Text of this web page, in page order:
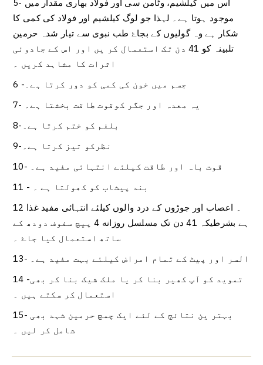
5- اس میں کیلشیم، وٹامن سی اور فولاد بھاری مقدار میں
موجود ہوتا ہے۔ لہذا جو لوگ کیلشیم اور فولاد کی کمی کا
شکار ہے وہ گولیوں کے بجاۓ طب نبوی سے تیار شدہ حرمین
تلبینہ کو 41 دن تک استعمال کر یں اور اس کے جادوئی
اثرات کا مشاہد کریں ۔
6 -جسم میں خون کی کمی کو دور کرتا ہے۔
7- یہ معدہ اور جگر کوقوت طاقت بخشتا ہے۔
8-بلغم کو ختم کرتا ہے۔
9-نظرکو تیز کرتا ہے۔
10- قوت باہ اور طاقت کیلئے انتہائی مفید ہے۔
11 - بند پیشاب کو کھولتا ہے ۔
12 ۔ اعصاب اور جوڑوں کے درد والوں کیلئے انتہائی مفید غذا
ہے بشرطیکہ 41 دن تک مسلسل روزانه 4 پیچ سفوف دودھ کے
ساتھ استعمال کیا جاۓ ۔
13- السر اور پیٹ کے تمام امراض کیلئے بہت مفید ہے۔
14 -تموید کو آپ کھیر بنا کر یا ملک شیک بنا کر بھی
استعمال کر سکتے ہیں ۔
15- بہتر ین نتائج کے لئے ایک چمچ حرمین شہد بھی
شامل کر لیں ۔